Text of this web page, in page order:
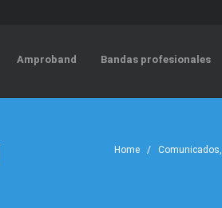
Amproband Bandas profesionales
Home / Comunicados,